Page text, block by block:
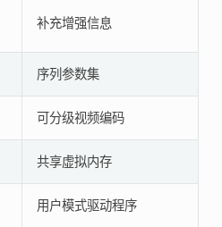
补充增强信息
序列参数集
可分级视频编码
共享虚拟内存
用户模式驱动程序